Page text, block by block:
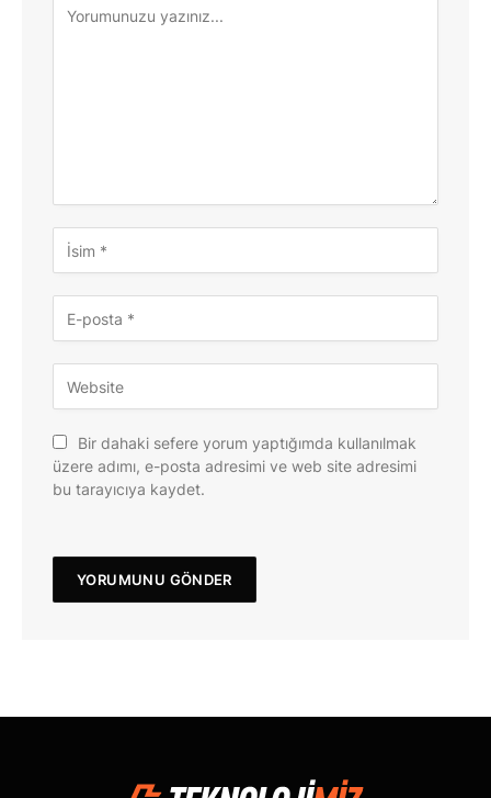
Bir dahaki sefere yorum yaptığımda kullanılmak
üzere adımı, e-posta adresimi ve web site adresimi
bu tarayıcıya kaydet.